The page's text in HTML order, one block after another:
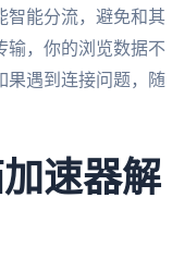
智能分流，避免和其
输，你的浏览数据不
遇到连接问题，随
速器解